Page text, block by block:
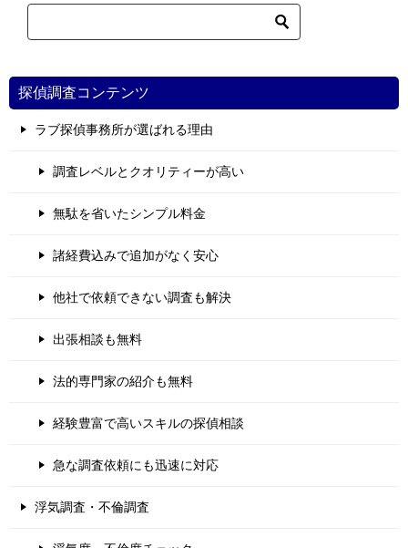
探偵調査コンテンツ
ラブ探偵事務所が選ばれる理由
調査レベルとクオリティーが高い
無駄を省いたシンプル料金
諸経費込みで追加がなく安心
他社で依頼できない調査も解決
出張相談も無料
法的専門家の紹介も無料
経験豊富で高いスキルの探偵相談
急な調査依頼にも迅速に対応
浮気調査・不倫調査